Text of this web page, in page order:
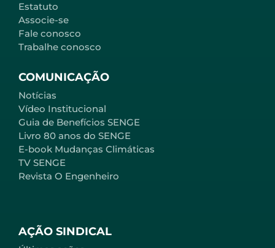
AÇÃO SINDICAL
Estatuto
Associe-se
Fale conosco
Trabalhe conosco
COMUNICAÇÃO
Notícias
Vídeo Institucional
Guia de Benefícios SENGE
Livro 80 anos do SENGE
E-book Mudanças Climáticas
TV SENGE
Revista O Engenheiro